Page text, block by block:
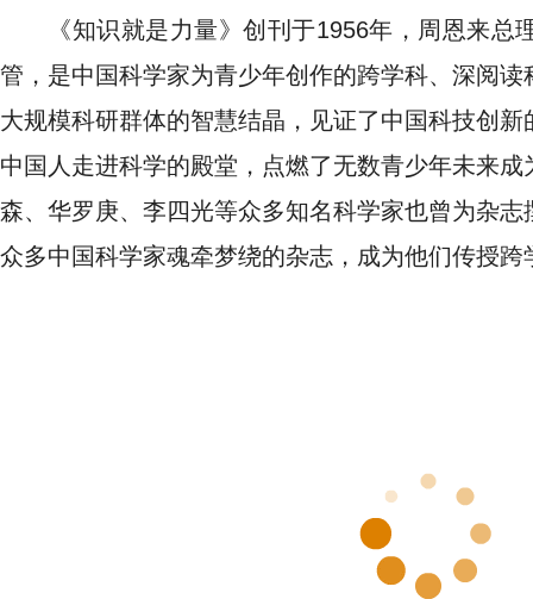
《知识就是力量》创刊于1956年，周恩来
管，是中国科学家为青少年创作的跨学科、深阅
大规模科研群体的智慧结晶，见证了中国科技创
中国人走进科学的殿堂，点燃了无数青少年未来
森、华罗庚、李四光等众多知名科学家也曾为杂
众多中国科学家魂牵梦绕的杂志，成为他们传授